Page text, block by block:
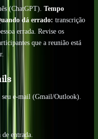
(ChatGPT). Tempo
dá errado: transcrição
errada. Revise os
que a reunião está
e-mail (Gmail/Outlook).
entrada.